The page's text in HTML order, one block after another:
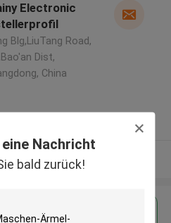
Nachricht
bald zurück!
Electronic
Blg,LiuTang Road,
Dist,
China
mehr an
besten Preis für